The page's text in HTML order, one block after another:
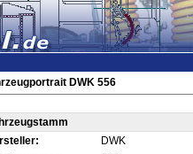
DWK 556
DWK